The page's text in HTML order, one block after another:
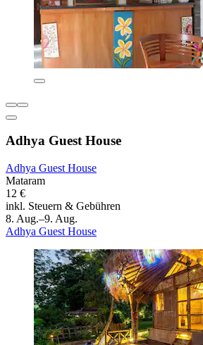
Adhya Guest House
Adhya Guest House
Mataram
12 €
inkl. Steuern & Gebühren
8. Aug.–9. Aug.
Adhya Guest House